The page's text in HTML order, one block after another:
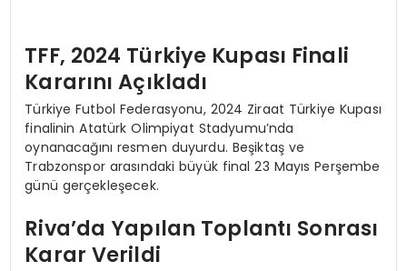
TFF, 2024 Türkiye Kupası Finali
Kararını Açıkladı
Türkiye Futbol Federasyonu, 2024 Ziraat Türkiye Kupası
finalinin Atatürk Olimpiyat Stadyumu’nda
oynanacağını resmen duyurdu. Beşiktaş ve
Trabzonspor arasındaki büyük final 23 Mayıs Perşembe
günü gerçekleşecek.
Riva’da Yapılan Toplantı Sonrası
Karar Verildi